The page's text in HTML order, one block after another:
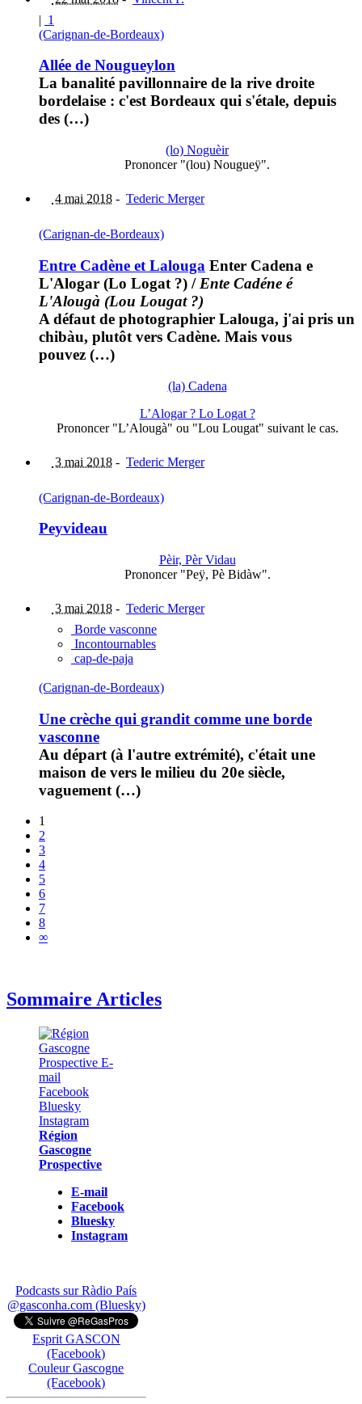
| 1
(Carignan-de-Bordeaux)
Allée de Nougueylon
La banalité pavillonnaire de la rive droite
bordelaise : c'est Bordeaux qui s'étale, depuis
des (…)
(lo) Noguèir
Prononcer "(lou) Nougueÿ".
4 mai 2018 - Tederic Merger
(Carignan-de-Bordeaux)
Entre Cadène et Lalouga Enter Cadena e
L'Alogar (Lo Logat ?) / Ente Cadéne é
L'Alougà (Lou Lougat ?)
A défaut de photographier Lalouga, j'ai pris un
chibàu, plutôt vers Cadène. Mais vous
pouvez (…)
(la) Cadena
L’Alogar ? Lo Logat ?
Prononcer "L’Alougà" ou "Lou Lougat" suivant le cas.
3 mai 2018 - Tederic Merger
(Carignan-de-Bordeaux)
Peyvideau
Pèir, Pèr Vidau
Prononcer "Peÿ, Pè Bidàw".
3 mai 2018 - Tederic Merger
Borde vasconne
Incontournables
cap-de-paja
(Carignan-de-Bordeaux)
Une crèche qui grandit comme une borde
vasconne
Au départ (à l'autre extrémité), c'était une
maison de vers le milieu du 20e siècle,
vaguement (…)
1
2
3
4
5
6
7
8
∞
Sommaire Articles
Région
Gascogne
Prospective
E-mail
Facebook
Bluesky
Instagram
Podcasts sur Ràdio País
@gasconha.com (Bluesky)
Esprit GASCON
(Facebook)
Couleur Gascogne
(Facebook)